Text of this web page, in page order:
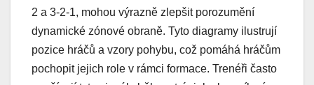
2 a 3-2-1, mohou výrazně zlepšit porozumění
dynamické zónové obraně. Tyto diagramy ilustrují
pozice hráčů a vzory pohybu, což pomáhá hráčům
pochopit jejich role v rámci formace. Trenéři často